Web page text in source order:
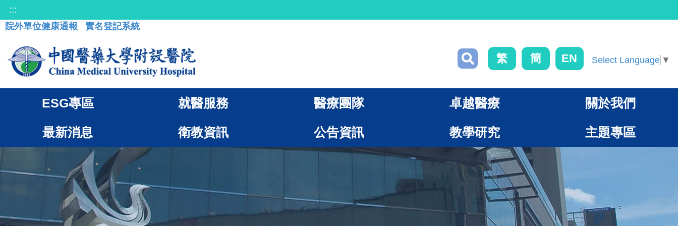
:::
院外單位健康通報
實名登記系統
繁 簡 EN Select Language ▼
ESG專區 就醫服務 醫療團隊 卓越醫療 關於我們
最新消息 衛教資訊 公告資訊 教學研究 主題專區